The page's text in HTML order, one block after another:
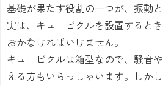
基礎が果たす役割の一つが、振動
実は、キュービクルを設置すると
おかなければいけません。
キュービクルは箱型なので、騒音
える方もいらっしゃいます。しか